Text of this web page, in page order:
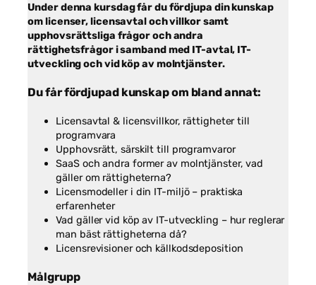
Under denna kursdag får du fördjupa din kunskap
om licenser, licensavtal och villkor samt
upphovsrättsliga frågor och andra
rättighetsfrågor i samband med IT-avtal, IT-
utveckling och vid köp av molntjänster.
Du får fördjupad kunskap om bland annat:
Licensavtal & licensvillkor, rättigheter till
programvara
Upphovsrätt, särskilt till programvaror
SaaS och andra former av molntjänster, vad
gäller om rättigheterna?
Licensmodeller i din IT-miljö – praktiska
erfarenheter
Vad gäller vid köp av IT-utveckling – hur reglerar
man bäst rättigheterna då?
Licensrevisioner och källkodsdeposition
Målgrupp
Marknadsföring
Genom att dela
med dig av dina
intressen och
ditt beteende när
du surfar ökar du
chansen att få se
anpassat
innehåll och
erbjudanden.